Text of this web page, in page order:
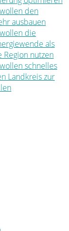
den
ausbauen
die
als
Region nutzen
schnelles
Landkreis zur